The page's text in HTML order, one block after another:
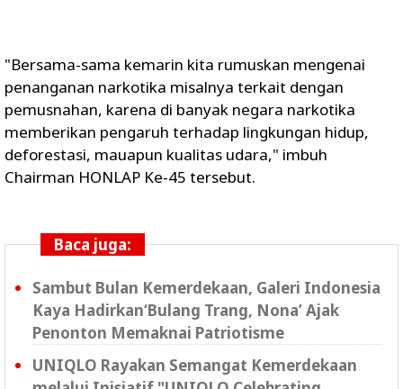
"Bersama-sama kemarin kita rumuskan mengenai
penanganan narkotika misalnya terkait dengan
pemusnahan, karena di banyak negara narkotika
memberikan pengaruh terhadap lingkungan hidup,
deforestasi, mauapun kualitas udara," imbuh
Chairman HONLAP Ke-45 tersebut.
Baca juga:
Sambut Bulan Kemerdekaan, Galeri Indonesia
Kaya Hadirkan‘Bulang Trang, Nona’ Ajak
Penonton Memaknai Patriotisme
UNIQLO Rayakan Semangat Kemerdekaan